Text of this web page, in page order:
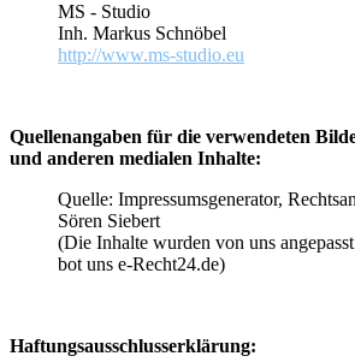
MS - Studio
Inh. Markus Schnöbel
http://www.ms-studio.eu
Quellenangaben für die verwendeten
und anderen medialen Inhalte:
Quelle: Impressumsgenerator,
Sören Siebert
(Die Inhalte wurden von uns
bot uns e-Recht24.de)
Haftungsausschlusserklärung: